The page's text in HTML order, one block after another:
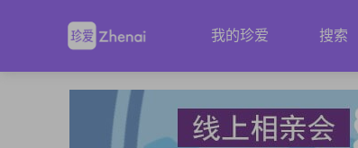
我的珍爱 搜索